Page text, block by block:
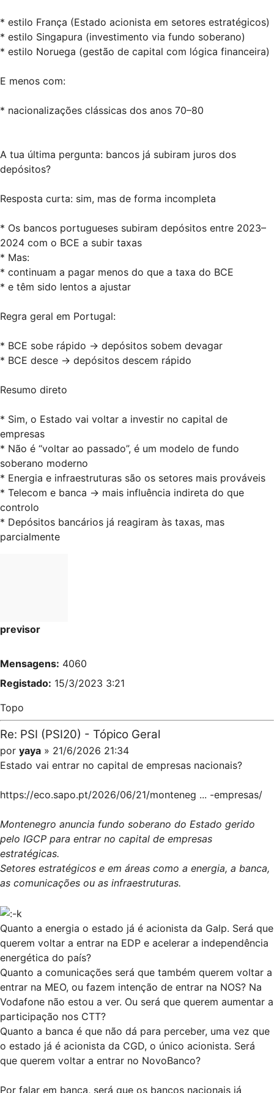
* estilo França (Estado acionista em setores estratégicos)
* estilo Singapura (investimento via fundo soberano)
* estilo Noruega (gestão de capital com lógica financeira)
E menos com:
* nacionalizações clássicas dos anos 70–80
A tua última pergunta: bancos já subiram juros dos
depósitos?
Resposta curta: sim, mas de forma incompleta
* Os bancos portugueses subiram depósitos entre 2023–
2024 com o BCE a subir taxas
* Mas:
* continuam a pagar menos do que a taxa do BCE
* e têm sido lentos a ajustar
Regra geral em Portugal:
* BCE sobe rápido → depósitos sobem devagar
* BCE desce → depósitos descem rápido
Resumo direto
* Sim, o Estado vai voltar a investir no capital de
empresas
* Não é “voltar ao passado”, é um modelo de fundo
soberano moderno
* Energia e infraestruturas são os setores mais prováveis
* Telecom e banca → mais influência indireta do que
controlo
* Depósitos bancários já reagiram às taxas, mas
parcialmente
previsor
Mensagens: 4060
Registado: 15/3/2023 3:21
Topo
Re: PSI (PSI20) - Tópico Geral
por yaya » 21/6/2026 21:34
Estado vai entrar no capital de empresas nacionais?
https://eco.sapo.pt/2026/06/21/monteneg ... -empresas/
Montenegro anuncia fundo soberano do Estado gerido
pelo IGCP para entrar no capital de empresas
estratégicas.
Setores estratégicos e em áreas como a energia, a banca,
as comunicações ou as infraestruturas.
Quanto a energia o estado já é acionista da Galp. Será que
querem voltar a entrar na EDP e acelerar a independência
energética do país?
Quanto a comunicações será que também querem voltar a
entrar na MEO, ou fazem intenção de entrar na NOS? Na
Vodafone não estou a ver. Ou será que querem aumentar a
participação nos CTT?
Quanto a banca é que não dá para perceber, uma vez que
o estado já é acionista da CGD, o único acionista. Será
que querem voltar a entrar no NovoBanco?
Por falar em banca, será que os bancos nacionais já